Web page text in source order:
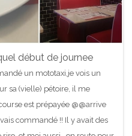
début de journee
un mototaxi,je vois un
sa (vielle) pétoire, il me
est prépayée @@arrive
commandé !! Il y avait des